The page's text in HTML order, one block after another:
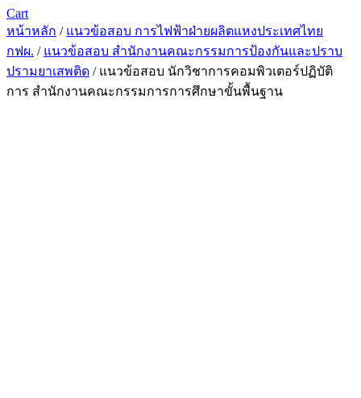
Cart
หน้าหลัก / แนวข้อสอบ การไฟฟ้าฝ่ายผลิตแหงประเทศไทย
กฟผ. / แนวข้อสอบ สำนักงานคณะกรรมการป้องกันและปราบ
ปรามยาเสพติด / แนวข้อสอบ นักวิชาการคอมพิวเตอร์ปฏิบัติ
การ สำนักงานคณะกรรมการการศึกษาขั้นพื้นฐาน